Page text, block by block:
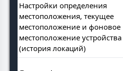
Настройки определения
местоположения, текущее
местоположение и фоновое
местоположение устройства
(история локаций)